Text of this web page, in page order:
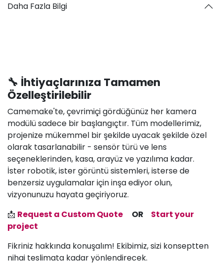
Daha Fazla Bilgi
🔧 İhtiyaçlarınıza Tamamen
Özelleştirilebilir
Camemake'te, çevrimiçi gördüğünüz her kamera
modülü sadece bir başlangıçtır. Tüm modellerimiz,
projenize mükemmel bir şekilde uyacak şekilde özel
olarak tasarlanabilir - sensör türü ve lens
seçeneklerinden, kasa, arayüz ve yazılıma kadar.
İster robotik, ister görüntü sistemleri, isterse de
benzersiz uygulamalar için inşa ediyor olun,
vizyonunuzu hayata geçiriyoruz.
📩 Request a Custom Quote OR
Start your
project
Fikriniz hakkında konuşalım! Ekibimiz, sizi konseptten
nihai teslimata kadar yönlendirecek.